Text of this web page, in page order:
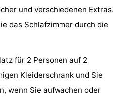
und verschiedenen Extras.
das Schlafzimmer durch die
für 2 Personen auf 2
Kleiderschrank und Sie
wenn Sie aufwachen oder